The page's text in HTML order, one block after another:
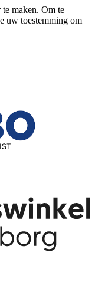
maken. Om te
uw toestemming om